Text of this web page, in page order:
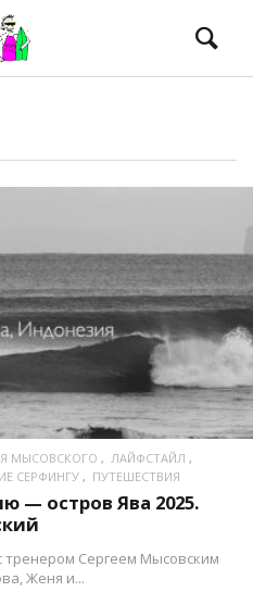
МЫСОВСКОГО
ЛАЙФСТАЙЛ
СЕРФИНГУ ПУТЕШЕСТВИЯ
— остров Ява 2025.
Сергеем Мысовским
Женя и...